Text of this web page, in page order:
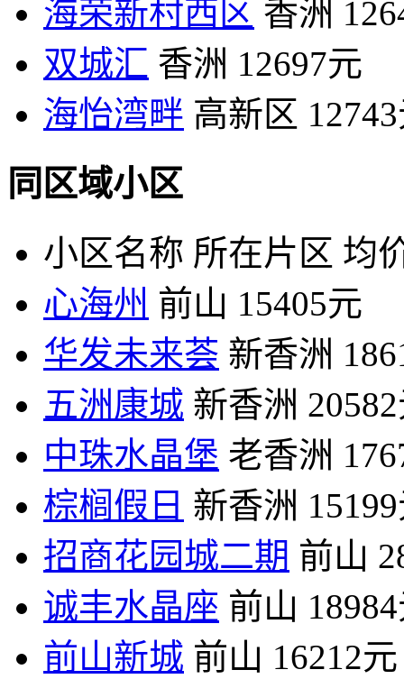
海荣新村西区 香洲
双城汇 香洲 12697元
海怡湾畔 高新区
同区域小区
小区名称 所在片区 均
心海州 前山 15405元
华发未来荟 新香洲
五洲康城 新香洲
中珠水晶堡 老香洲
棕榈假日 新香洲
招商花园城二期 前山
诚丰水晶座 前山
前山新城 前山 16212元